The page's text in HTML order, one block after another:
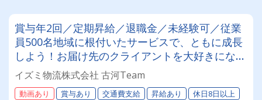
賞与年2回／定期昇給／退職金／未経験可／従業
員500名地域に根付いたサービスで、ともに成長
しよう！お届け先のクライアントを大好きになれ
る！そして自分の仕事に誇りを持てるんです!!!そ
の理由は？詳しくは詳細をチェック！！！
イズミ物流株式会社 古河Team
動画あり 賞与あり 交通費支給 昇給あり 休日8日以上